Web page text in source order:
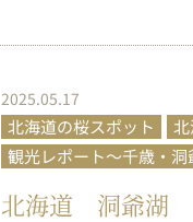
2025.05.17
北海道の桜スポット
観光レポート～千歳・洞
北海道 洞爺湖